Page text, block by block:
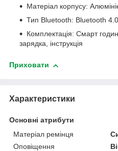
Матеріал корпусу:
Тип Bluetooth: Bluetooth
Комплектація: Смарт
зарядка, інструкція
Приховати
Характеристики
Основні атрибути
Матеріал ремінця
Оповіщення